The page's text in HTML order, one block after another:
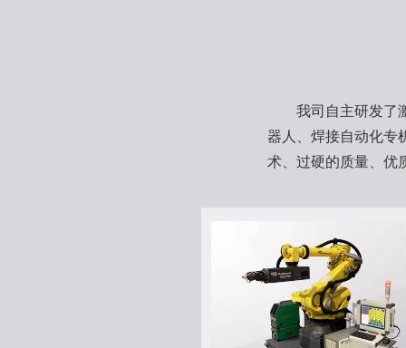
我司自主研发了激
器人、焊接自动化专
术、过硬的质量、优